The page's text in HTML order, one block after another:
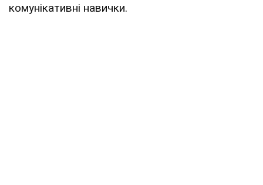
комунікативні навички.